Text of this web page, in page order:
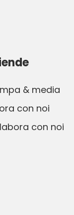
& media
con noi
con noi